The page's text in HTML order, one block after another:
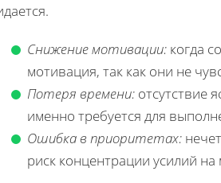
Снижение мотивации: когда
мотивация, так как они не
Потеря времени: отсутствие
именно требуется для
Ошибка в приоритетах:
риск концентрации усилий